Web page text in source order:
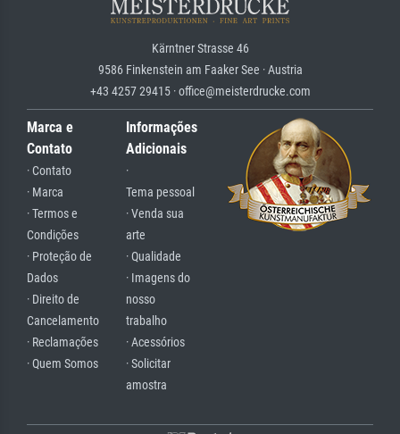
Kärntner Strasse 46
9586 Finkenstein am Faaker See · Austria
+43 4257 29415 · office@meisterdrucke.com
Marca e
Contato
· Contato
· Marca
· Termos e
Condições
· Proteção de
Dados
· Direito de
Cancelamento
· Reclamações
· Quem Somos
Informações
Adicionais
·
Tema pessoal
· Venda sua
arte
· Qualidade
· Imagens do
nosso
trabalho
· Acessórios
· Solicitar
amostra